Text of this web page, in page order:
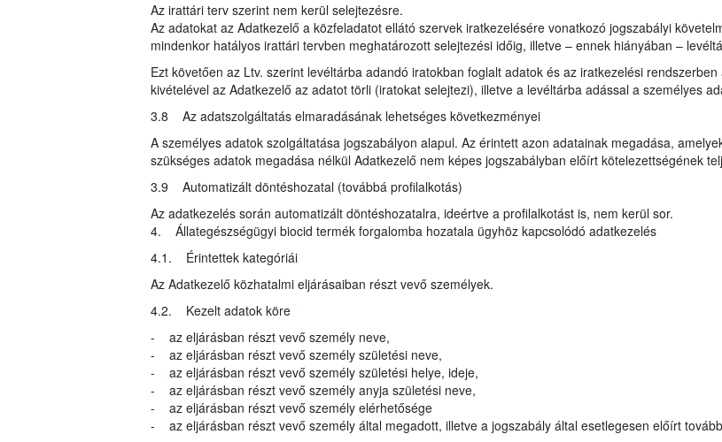
Az irattári terv szerint nem kerül selejtezésre.
Az adatokat az Adatkezelő a közfeladatot ellátó szervek iratkezelésére vonatkozó jogszabályi
mindenkor hatályos irattári tervben meghatározott selejtezési időig, illetve – ennek hiányában –
Ezt követően az Ltv. szerint levéltárba adandó iratokban foglalt adatok és az iratkezelési
kivételével az Adatkezelő az adatot törli (iratokat selejtezi), illetve a levéltárba adással a személyes
3.8 Az adatszolgáltatás elmaradásának lehetséges következményei
A személyes adatok szolgáltatása jogszabályon alapul. Az érintett azon adatainak megadása,
szükséges adatok megadása nélkül Adatkezelő nem képes jogszabályban előírt kötelezettségének
3.9 Automatizált döntéshozatal (továbbá profilalkotás)
Az adatkezelés során automatizált döntéshozatalra, ideértve a profilalkotást is, nem kerül sor.
4. Állategészségügyi biocid termék forgalomba hozatala ügyhöz kapcsolódó adatkezelés
4.1. Érintettek kategóriái
Az Adatkezelő közhatalmi eljárásaiban részt vevő személyek.
4.2. Kezelt adatok köre
- az eljárásban részt vevő személy neve,
- az eljárásban részt vevő személy születési neve,
- az eljárásban részt vevő személy születési helye, ideje,
- az eljárásban részt vevő személy anyja születési neve,
- az eljárásban részt vevő személy elérhetősége
- az eljárásban részt vevő személy által megadott, illetve a jogszabály által esetlegesen előírt